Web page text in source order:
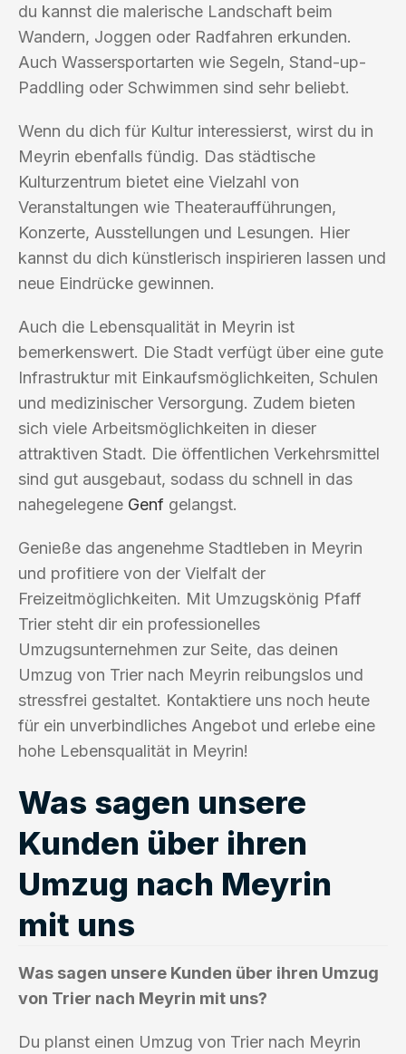
du kannst die malerische Landschaft beim
Wandern, Joggen oder Radfahren erkunden.
Auch Wassersportarten wie Segeln, Stand-up-
Paddling oder Schwimmen sind sehr beliebt.
Wenn du dich für Kultur interessierst, wirst du in
Meyrin ebenfalls fündig. Das städtische
Kulturzentrum bietet eine Vielzahl von
Veranstaltungen wie Theateraufführungen,
Konzerte, Ausstellungen und Lesungen. Hier
kannst du dich künstlerisch inspirieren lassen und
neue Eindrücke gewinnen.
Auch die Lebensqualität in Meyrin ist
bemerkenswert. Die Stadt verfügt über eine gute
Infrastruktur mit Einkaufsmöglichkeiten, Schulen
und medizinischer Versorgung. Zudem bieten
sich viele Arbeitsmöglichkeiten in dieser
attraktiven Stadt. Die öffentlichen Verkehrsmittel
sind gut ausgebaut, sodass du schnell in das
nahegelegene Genf gelangst.
Genieße das angenehme Stadtleben in Meyrin
und profitiere von der Vielfalt der
Freizeitmöglichkeiten. Mit Umzugskönig Pfaff
Trier steht dir ein professionelles
Umzugsunternehmen zur Seite, das deinen
Umzug von Trier nach Meyrin reibungslos und
stressfrei gestaltet. Kontaktiere uns noch heute
für ein unverbindliches Angebot und erlebe eine
hohe Lebensqualität in Meyrin!
Was sagen unsere
Kunden über ihren
Umzug nach Meyrin
mit uns
Was sagen unsere Kunden über ihren Umzug
von Trier nach Meyrin mit uns?
Du planst einen Umzug von Trier nach Meyrin